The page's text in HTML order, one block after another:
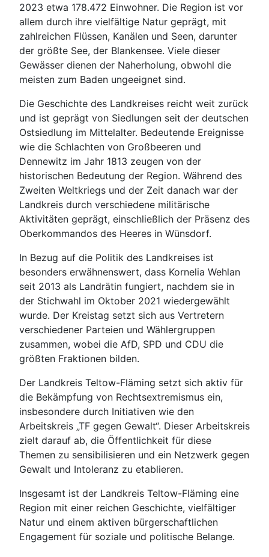
2023 etwa 178.472 Einwohner. Die Region ist vor
allem durch ihre vielfältige Natur geprägt, mit
zahlreichen Flüssen, Kanälen und Seen, darunter
der größte See, der Blankensee. Viele dieser
Gewässer dienen der Naherholung, obwohl die
meisten zum Baden ungeeignet sind.
Die Geschichte des Landkreises reicht weit zurück
und ist geprägt von Siedlungen seit der deutschen
Ostsiedlung im Mittelalter. Bedeutende Ereignisse
wie die Schlachten von Großbeeren und
Dennewitz im Jahr 1813 zeugen von der
historischen Bedeutung der Region. Während des
Zweiten Weltkriegs und der Zeit danach war der
Landkreis durch verschiedene militärische
Aktivitäten geprägt, einschließlich der Präsenz des
Oberkommandos des Heeres in Wünsdorf.
In Bezug auf die Politik des Landkreises ist
besonders erwähnenswert, dass Kornelia Wehlan
seit 2013 als Landrätin fungiert, nachdem sie in
der Stichwahl im Oktober 2021 wiedergewählt
wurde. Der Kreistag setzt sich aus Vertretern
verschiedener Parteien und Wählergruppen
zusammen, wobei die AfD, SPD und CDU die
größten Fraktionen bilden.
Der Landkreis Teltow-Fläming setzt sich aktiv für
die Bekämpfung von Rechtsextremismus ein,
insbesondere durch Initiativen wie den
Arbeitskreis „TF gegen Gewalt“. Dieser Arbeitskreis
zielt darauf ab, die Öffentlichkeit für diese
Themen zu sensibilisieren und ein Netzwerk gegen
Gewalt und Intoleranz zu etablieren.
Insgesamt ist der Landkreis Teltow-Fläming eine
Region mit einer reichen Geschichte, vielfältiger
Natur und einem aktiven bürgerschaftlichen
Engagement für soziale und politische Belange.